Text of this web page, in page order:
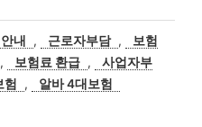
내 , 근로자부담 ,
보험
, 보험료 환급 ,
사업자부
험 , 알바 4대보험